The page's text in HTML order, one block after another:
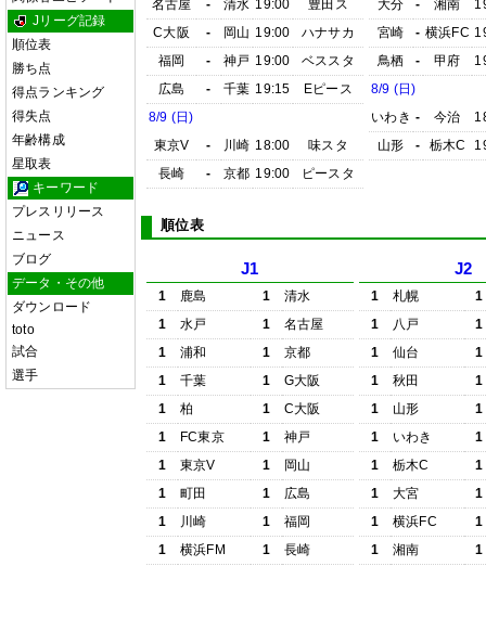
Jリーグ記録
順位表
勝ち点
得点ランキング
得失点
年齢構成
星取表
キーワード
プレスリリース
ニュース
ブログ
データ・その他
ダウンロード
toto
試合
選手
名古屋
- 清水 19:00
豊田ス
C大阪
- 岡山 19:00
ハナサカ
福岡
- 神戸 19:00
ベススタ
広島
- 千葉 19:15
Eピース
8/9 (日)
東京V
- 川崎 18:00
味スタ
長崎
- 京都 19:00 ピースタ
大分
- 湘南
宮崎
- 横浜FC
鳥栖
- 甲府
8/9 (日)
いわき - 今治
山形
- 栃木C
順位表
J1
1 鹿島 1
清水
1
水戸 1
名古屋
1
浦和 1
京都
1
千葉 1
G大阪
1
柏 1
C大阪
1
FC東京 1
神戸
1
東京V 1
岡山
1
町田 1
広島
1
川崎 1
福岡
1
横浜FM 1 長崎
J2
1 札幌
1
1
八戸
1
1
仙台
1
1
秋田
1
1
山形
1
1
いわき
1
1
栃木C
1
1
大宮
1
1
横浜FC
1
1
湘南 1